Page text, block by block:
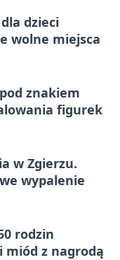
dzieci
wolne miejsca
znakiem
figurek
w Zgierzu.
wypalenie
rodzin
miód z nagrodą